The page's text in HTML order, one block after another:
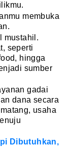
membuka
mustahil.
seperti
hingga
sumber
gadai
dana secara
usaha
Dibutuhkan,